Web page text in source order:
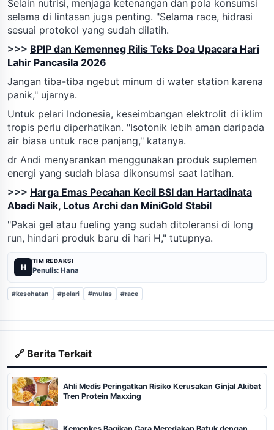
Selain nutrisi, menjaga ketenangan dan pola konsumsi
selama di lintasan juga penting. "Selama race, hidrasi
sesuai protokol yang sudah dilatih.
>>> BPIP dan Kemenneg Rilis Teks Doa Upacara Hari
Lahir Pancasila 2026
Jangan tiba-tiba ngebut minum di water station karena
panik," ujarnya.
Untuk pelari Indonesia, keseimbangan elektrolit di iklim
tropis perlu diperhatikan. "Isotonik lebih aman daripada
air biasa untuk race panjang," katanya.
dr Andi menyarankan menggunakan produk suplemen
energi yang sudah biasa dikonsumsi saat latihan.
>>> Harga Emas Pecahan Kecil BSI dan Hartadinata
Abadi Naik, Lotus Archi dan MiniGold Stabil
"Pakai gel atau fueling yang sudah ditoleransi di long
run, hindari produk baru di hari H," tutupnya.
H
TIM REDAKSI
Penulis: Hana
#kesehatan #pelari #mulas #race
🔗 Berita Terkait
Ahli Medis Peringatkan Risiko Kerusakan Ginjal Akibat
Tren Protein Maxxing